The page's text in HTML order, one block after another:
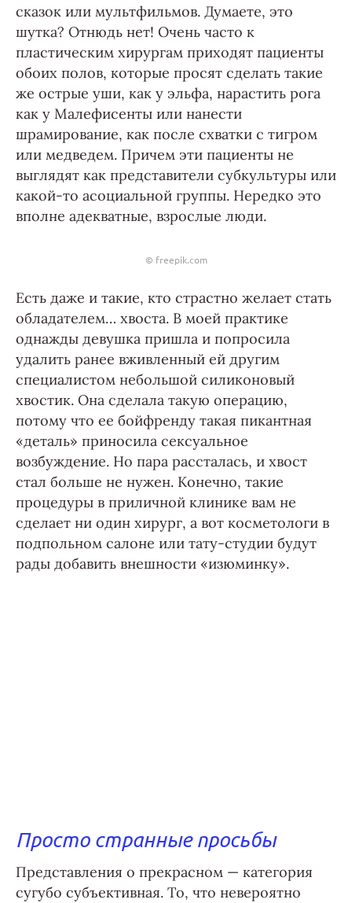
сказок или мультфильмов. Думаете, это
шутка? Отнюдь нет! Очень часто к
пластическим хирургам приходят пациенты
обоих полов, которые просят сделать такие
же острые уши, как у эльфа, нарастить рога
как у Малефисенты или нанести
шрамирование, как после схватки с тигром
или медведем. Причем эти пациенты не
выглядят как представители субкультуры или
какой-то асоциальной группы. Нередко это
вполне адекватные, взрослые люди.
© freepik.com
Есть даже и такие, кто страстно желает стать
обладателем… хвоста. В моей практике
однажды девушка пришла и попросила
удалить ранее вживленный ей другим
специалистом небольшой силиконовый
хвостик. Она сделала такую операцию,
потому что ее бойфренду такая пикантная
«деталь» приносила сексуальное
возбуждение. Но пара рассталась, и хвост
стал больше не нужен. Конечно, такие
процедуры в приличной клинике вам не
сделает ни один хирург, а вот косметологи в
подпольном салоне или тату-студии будут
рады добавить внешности «изюминку».
Просто странные просьбы
Представления о прекрасном — категория
сугубо субъективная. То, что невероятно